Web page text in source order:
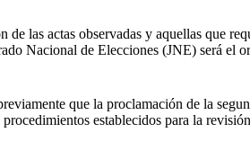
las actas observadas y aquellas que
Nacional de Elecciones (JNE) será el
que la proclamación de la
establecidos para la